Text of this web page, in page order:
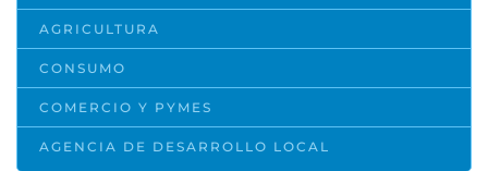
AGRICULTURA
CONSUMO
COMERCIO Y PYMES
AGENCIA DE DESARROLLO LOCAL